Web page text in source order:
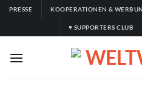
Zum
springen
PRESSE KOOPERATIONEN &
♥ SUPPORTERS CLUB